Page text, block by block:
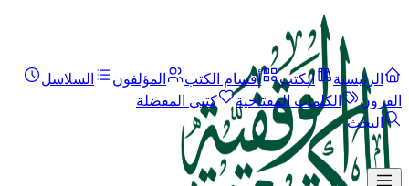
الرئيسية الكتب أقسام الكتب المؤلفون
السلاسل
القرون
الكلمات المفتاحية
كتبي المفضلة
البحث